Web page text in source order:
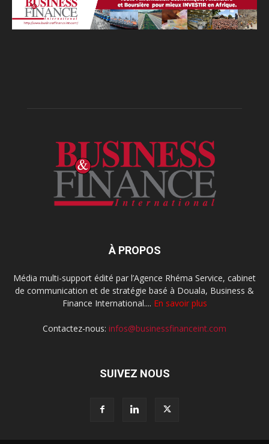
À PROPOS
Média multi-support édité par l’Agence Rhéma Service, cabinet
de communication et de stratégie basé à Douala, Business &
Finance International.... En savoir plus
Contactez-nous: infos@businessfinanceint.com
SUIVEZ NOUS